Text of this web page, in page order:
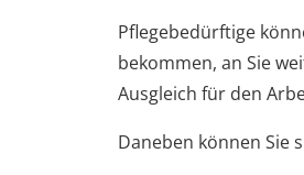
Pflegebedürftige
bekommen, an Sie
Ausgleich für den
Daneben können Sie